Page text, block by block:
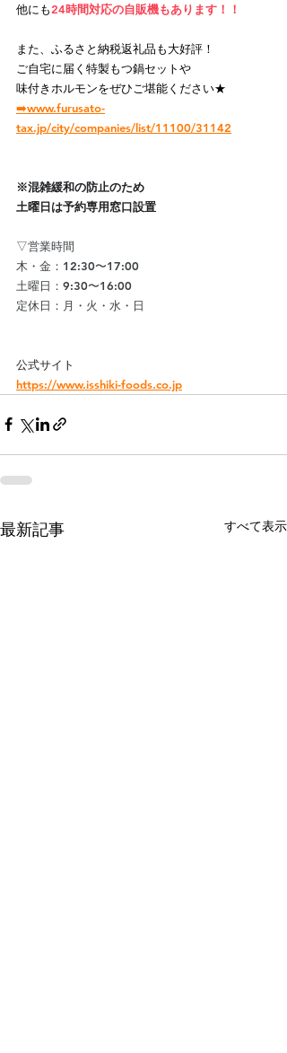
他にも24時間対応の自販機もあります！！
また、ふるさと納税返礼品も大好評！
ご自宅に届く特製もつ鍋セットや
味付きホルモンをぜひご堪能ください★
➡️www.furusato-
tax.jp/city/companies/list/11100/31142
※混雑緩和の防止のため
土曜日は予約専用窓口設置
▽営業時間
木・金：12:30〜17:00
土曜日：9:30〜16:00
定休日：月・火・水・日
公式サイト
https://www.isshiki-foods.co.jp
最新記事 すべて表示